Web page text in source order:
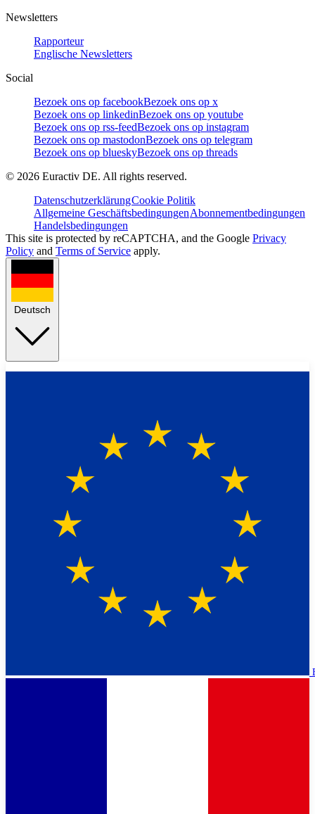
Newsletters
Rapporteur
Englische Newsletters
Social
Bezoek ons op facebookBezoek ons op x
Bezoek ons op linkedinBezoek ons op youtube
Bezoek ons op rss-feedBezoek ons op instagram
Bezoek ons op mastodonBezoek ons op telegram
Bezoek ons op blueskyBezoek ons op threads
© 2026 Euractiv DE. All rights reserved.
DatenschutzerklärungCookie Politik
Allgemeine GeschäftsbedingungenAbonnementbedingungen
Handelsbedingungen
This site is protected by reCAPTCHA, and the Google Privacy
Policy and Terms of Service apply.
Deutsch